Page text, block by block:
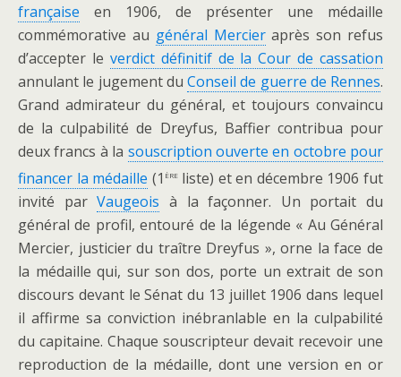
française en 1906, de présenter une médaille
commémorative au général Mercieraprès son refus
d’accepter le verdict définitif de la Cour de cassation
annulant le jugement du Conseil de guerre de Rennes.
Grand admirateur du général, et toujours convaincu
de la culpabilité de Dreyfus, Baffier contribua pour
deux francs à la souscription ouverte en octobre pour
financer la médaille (1 èreliste) et en décembre 1906 fut
invité parVaugeois à la façonner. Un portait du
général de profil, entouré de la légende « Au Général
Mercier, justicier du traître Dreyfus », orne la face de
la médaille qui, sur son dos, porte un extrait de son
discours devant le Sénat du 13 juillet 1906 dans lequel
il affirme sa conviction inébranlable en la culpabilité
du capitaine. Chaque souscripteur devait recevoir une
reproduction de la médaille, dont une version en or